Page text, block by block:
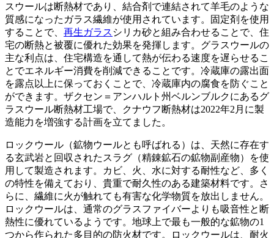
スウールは断熱材であり、結合剤で連結されて羊毛のような
質感になったガラス繊維が使用されています。固定剤を使用
することで、 再生ガラス シリカ砂と組み合わせることで、住
宅の断熱と被覆に優れた効果を発揮します。グラスウールの
主な利点は、住宅構造を通して熱が伝わる速度を遅らせるこ
とでエネルギー消費を削減できることです。冷蔵庫の露出面
を露点以上に保っておくことで、冷蔵庫内の腐食を防ぐこと
ができます。ザクセン＝アンハルト州ベルンブルクにあるグ
ラスウール断熱材工場で、クナウフ断熱材は2022年2月に製
造能力を増強する計画を立てました。
ロックウール（鉱物ウールとも呼ばれる）は、天然に存在す
る玄武岩と回収されたスラグ（精錬鉱石の鉱物副産物）を使
用して製造されます。カビ、火、水に対する耐性など、多く
の特性を備えており、貴重で耐久性のある建築材料です。さ
らに、繊維に火が触れても有害な化学物質を放出しません。
ロックウールは、通常のグラスファイバーよりも吸音性と断
熱性に優れているようです。地球上で最も一般的な鉱物の1
つから作られた多目的の防火材です。ロックウールは、耐火